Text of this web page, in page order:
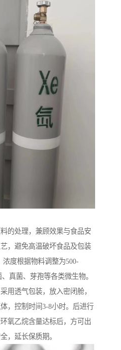
的处理，兼顾效果与食品安
，避免高温破坏食品及包装
度根据物料调整为500-
真菌、芽孢等各类微生物。
用透气包装，放入密闭舱，
，控制时间3-8小时。后进行
氧乙烷含量达标后，方可出
，延长保质期。